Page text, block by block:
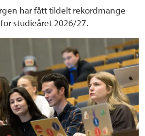
har fått tildelt rekordmange
studieåret 2026/27.